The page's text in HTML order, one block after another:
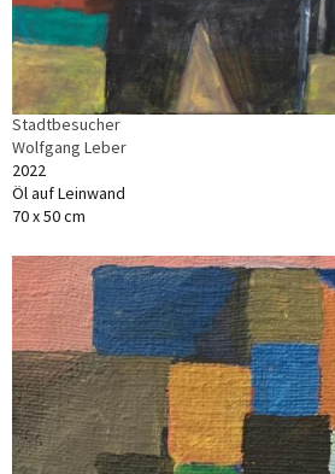
Stadtbesucher
Wolfgang Leber
2022
Öl auf Leinwand
70 x 50 cm